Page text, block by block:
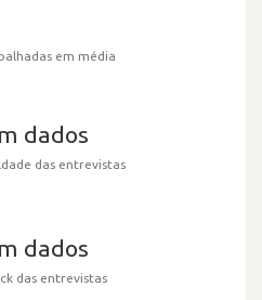
em média
dados
das entrevistas
dados
das entrevistas